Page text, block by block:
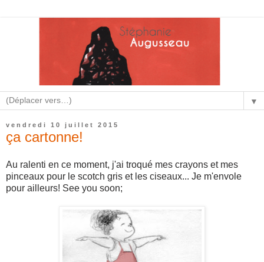
▼
vendredi 10 juillet 2015
ça cartonne!
Au ralenti en ce moment, j'ai troqué mes crayons et mes
pinceaux pour le scotch gris et les ciseaux... Je m'envole
pour ailleurs! See you soon;